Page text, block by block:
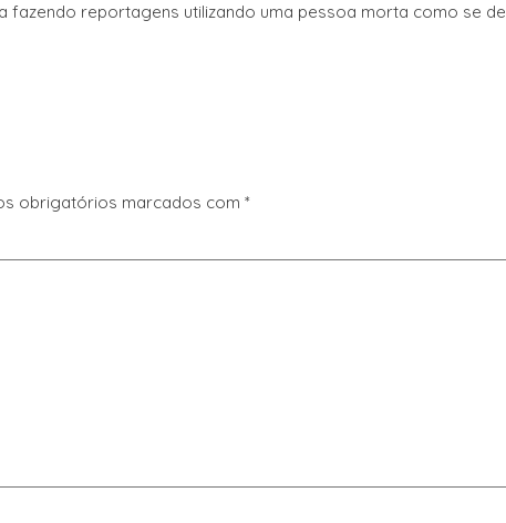
fazendo reportagens utilizando uma pessoa morta como se de
obrigatórios marcados com *